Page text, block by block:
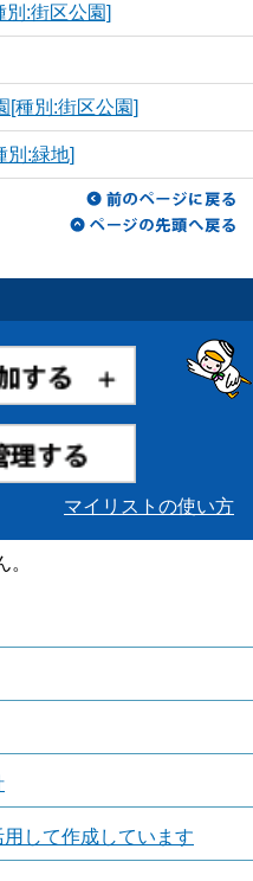
:街区公園]
[種別:街区公園]
別:緑地]
マイリストの使い方
して作成しています